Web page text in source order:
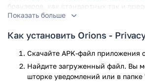
браузеров, как стандартных так и
различными разработчиками не дают
различные дополнения. И вот решение!
собрал в себе три главных
быстрая загрузка информации.
Показать больше
Как установить Orions -
Скачайте APK-файл приложения
Найдите загруженный файл. Вы
шторке уведомлений или в папке